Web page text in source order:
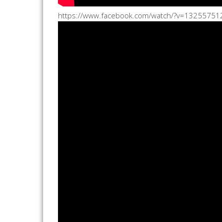
https://www.facebook.com/watch/